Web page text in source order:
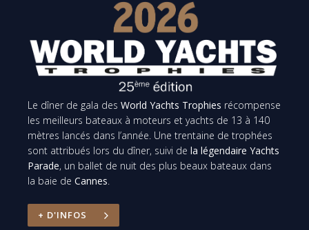
Le dîner de gala des World Yachts Trophies récompense
les meilleurs bateaux à moteurs et yachts de 13 à 140
mètres lancés dans l’année. Une trentaine de trophées
sont attribués lors du dîner, suivi de la légendaire Yachts
Parade, un ballet de nuit des plus beaux bateaux dans
la baie de Cannes.
+ D'INFOS